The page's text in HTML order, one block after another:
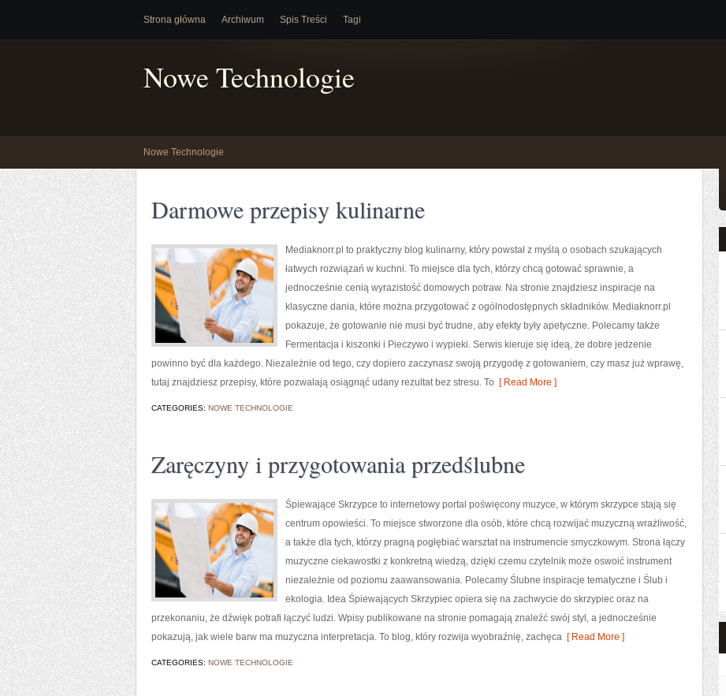
Strona główna Archiwum Spis Treści Tagi
Nowe Technologie
Nowe Technologie
Darmowe przepisy kulinarne
Mediaknorr.pl to praktyczny blog kulinarny, który powstał z myślą o osobach szukających
łatwych rozwiązań w kuchni. To miejsce dla tych, którzy chcą gotować sprawnie, a
jednocześnie cenią wyrazistość domowych potraw. Na stronie znajdziesz inspiracje na
klasyczne dania, które można przygotować z ogólnodostępnych składników. Mediaknorr.pl
pokazuje, że gotowanie nie musi być trudne, aby efekty były apetyczne. Polecamy także
Fermentacja i kiszonki i Pieczywo i wypieki. Serwis kieruje się ideą, że dobre jedzenie
powinno być dla każdego. Niezależnie od tego, czy dopiero zaczynasz swoją przygodę z gotowaniem, czy masz już wprawę,
tutaj znajdziesz przepisy, które pozwalają osiągnąć udany rezultat bez stresu. To [ Read More ]
CATEGORIES: NOWE TECHNOLOGIE
Zaręczyny i przygotowania przedślubne
Śpiewające Skrzypce to internetowy portal poświęcony muzyce, w którym skrzypce stają się
centrum opowieści. To miejsce stworzone dla osób, które chcą rozwijać muzyczną wrażliwość,
a także dla tych, którzy pragną pogłębiać warsztat na instrumencie smyczkowym. Strona łączy
muzyczne ciekawostki z konkretną wiedzą, dzięki czemu czytelnik może oswoić instrument
niezależnie od poziomu zaawansowania. Polecamy Ślubne inspiracje tematyczne i Ślub i
ekologia. Idea Śpiewających Skrzypiec opiera się na zachwycie do skrzypiec oraz na
przekonaniu, że dźwięk potrafi łączyć ludzi. Wpisy publikowane na stronie pomagają znaleźć swój styl, a jednocześnie
pokazują, jak wiele barw ma muzyczna interpretacja. To blog, który rozwija wyobraźnię, zachęca [ Read More ]
CATEGORIES: NOWE TECHNOLOGIE